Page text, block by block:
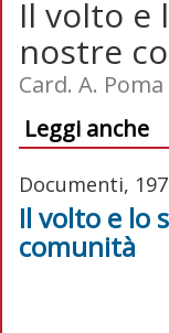
Il volto e
nostre
Card. A. Poma
Leggi anche
Documenti,
Il volto e lo
comunità